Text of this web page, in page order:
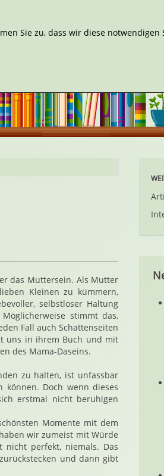
das Muttersein. Als Mutter
Kleinen zu kümmern,
selbstloser Haltung
stimmt das,
Fall auch Schattenseiten
uns in ihrem Buch und mit
des Mama-Daseins.
zu halten, ist unfassbar
können. Doch wenn dieses
erstmal nicht beruhigen
Momente mit dem
wir zumeist mit Würde
perfekt, niemals. Das
und dann gibt
Sie zu, dass wir diese notwendigen